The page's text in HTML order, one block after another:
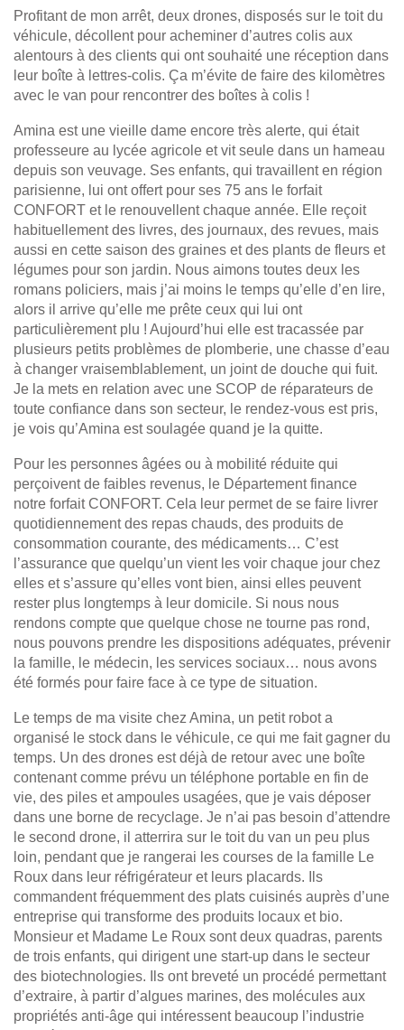
Profitant de mon arrêt, deux drones, disposés sur le toit du
véhicule, décollent pour acheminer d’autres colis aux
alentours à des clients qui ont souhaité une réception dans
leur boîte à lettres-colis. Ça m’évite de faire des kilomètres
avec le van pour rencontrer des boîtes à colis !
Amina est une vieille dame encore très alerte, qui était
professeure au lycée agricole et vit seule dans un hameau
depuis son veuvage. Ses enfants, qui travaillent en région
parisienne, lui ont offert pour ses 75 ans le forfait
CONFORT et le renouvellent chaque année. Elle reçoit
habituellement des livres, des journaux, des revues, mais
aussi en cette saison des graines et des plants de fleurs et
légumes pour son jardin. Nous aimons toutes deux les
romans policiers, mais j’ai moins le temps qu’elle d’en lire,
alors il arrive qu’elle me prête ceux qui lui ont
particulièrement plu ! Aujourd’hui elle est tracassée par
plusieurs petits problèmes de plomberie, une chasse d’eau
à changer vraisemblablement, un joint de douche qui fuit.
Je la mets en relation avec une SCOP de réparateurs de
toute confiance dans son secteur, le rendez-vous est pris,
je vois qu’Amina est soulagée quand je la quitte.
Pour les personnes âgées ou à mobilité réduite qui
perçoivent de faibles revenus, le Département finance
notre forfait CONFORT. Cela leur permet de se faire livrer
quotidiennement des repas chauds, des produits de
consommation courante, des médicaments… C’est
l’assurance que quelqu’un vient les voir chaque jour chez
elles et s’assure qu’elles vont bien, ainsi elles peuvent
rester plus longtemps à leur domicile. Si nous nous
rendons compte que quelque chose ne tourne pas rond,
nous pouvons prendre les dispositions adéquates, prévenir
la famille, le médecin, les services sociaux… nous avons
été formés pour faire face à ce type de situation.
Le temps de ma visite chez Amina, un petit robot a
organisé le stock dans le véhicule, ce qui me fait gagner du
temps. Un des drones est déjà de retour avec une boîte
contenant comme prévu un téléphone portable en fin de
vie, des piles et ampoules usagées, que je vais déposer
dans une borne de recyclage. Je n’ai pas besoin d’attendre
le second drone, il atterrira sur le toit du van un peu plus
loin, pendant que je rangerai les courses de la famille Le
Roux dans leur réfrigérateur et leurs placards. Ils
commandent fréquemment des plats cuisinés auprès d’une
entreprise qui transforme des produits locaux et bio.
Monsieur et Madame Le Roux sont deux quadras, parents
de trois enfants, qui dirigent une start-up dans le secteur
des biotechnologies. Ils ont breveté un procédé permettant
d’extraire, à partir d’algues marines, des molécules aux
propriétés anti-âge qui intéressent beaucoup l’industrie